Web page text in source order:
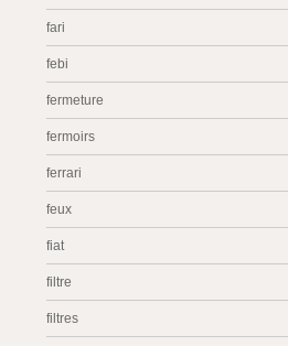
fari
febi
fermeture
fermoirs
ferrari
feux
fiat
filtre
filtres